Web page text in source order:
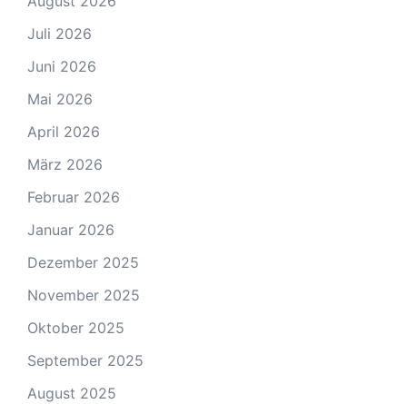
Juli 2026
Juni 2026
Mai 2026
April 2026
März 2026
Februar 2026
Januar 2026
Dezember 2025
November 2025
Oktober 2025
September 2025
August 2025